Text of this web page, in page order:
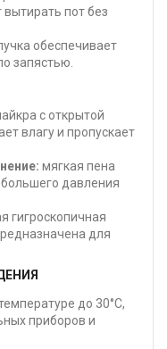
пот без
обеспечивает
запястью.
с открытой
влагу и пропускает
мягкая пена
давления
гигроскопичная
для
до 30°C,
приборов и